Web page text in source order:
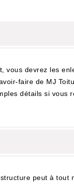
vous devrez les
faire de MJ
détails si vous
peut à tout